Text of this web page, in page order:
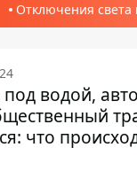
Отключения света
водой,
что